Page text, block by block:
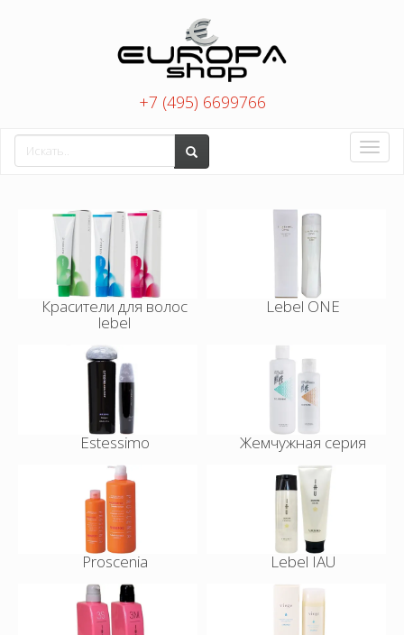
+7 (495) 6699766
Toggle
Красители для волос
lebel
Lebel ONE
Estessimo Жемчужная серия
Proscenia Lebel IAU